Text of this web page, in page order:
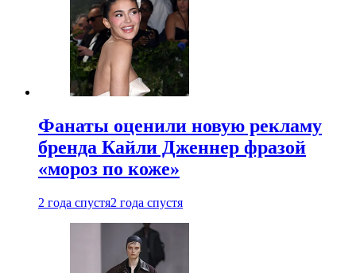
Фанаты оценили новую рекламу
бренда Кайли Дженнер фразой
«мороз по коже»
2 года спустя2 года спустя